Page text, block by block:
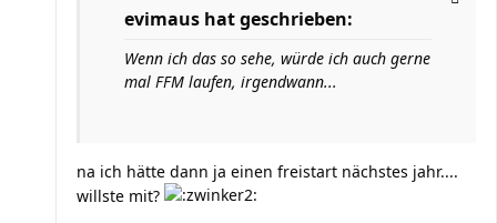
evimaus hat geschrieben:
Wenn ich das so sehe, würde ich auch gerne
mal FFM laufen, irgendwann...
na ich hätte dann ja einen freistart nächstes jahr....
willste mit?